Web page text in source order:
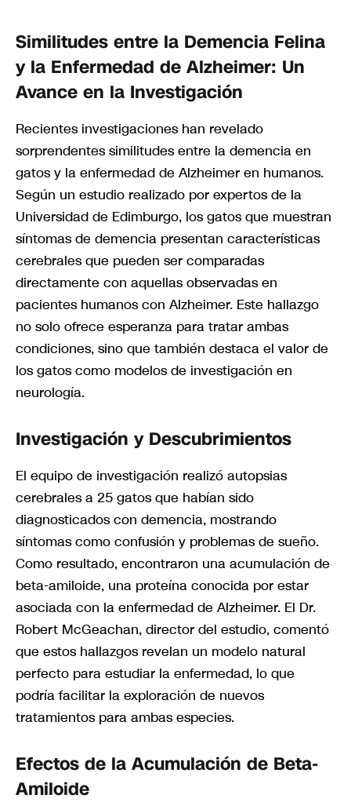
Similitudes entre la Demencia Felina
y la Enfermedad de Alzheimer: Un
Avance en la Investigación
Recientes investigaciones han revelado
sorprendentes similitudes entre la demencia en
gatos y la enfermedad de Alzheimer en humanos.
Según un estudio realizado por expertos de la
Universidad de Edimburgo, los gatos que muestran
síntomas de demencia presentan características
cerebrales que pueden ser comparadas
directamente con aquellas observadas en
pacientes humanos con Alzheimer. Este hallazgo
no solo ofrece esperanza para tratar ambas
condiciones, sino que también destaca el valor de
los gatos como modelos de investigación en
neurología.
Investigación y Descubrimientos
El equipo de investigación realizó autopsias
cerebrales a 25 gatos que habían sido
diagnosticados con demencia, mostrando
síntomas como confusión y problemas de sueño.
Como resultado, encontraron una acumulación de
beta-amiloide, una proteína conocida por estar
asociada con la enfermedad de Alzheimer. El Dr.
Robert McGeachan, director del estudio, comentó
que estos hallazgos revelan un modelo natural
perfecto para estudiar la enfermedad, lo que
podría facilitar la exploración de nuevos
tratamientos para ambas especies.
Efectos de la Acumulación de Beta-
Amiloide